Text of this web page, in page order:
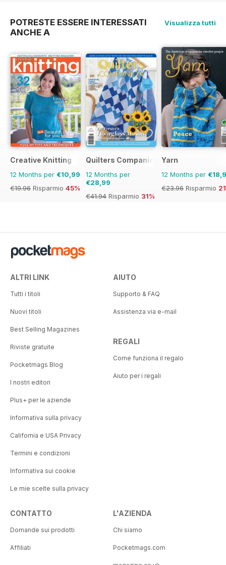
POTRESTE ESSERE INTERESSATI
ANCHE A
Visualizza tutti
Creative Knitting
12 Months per €10,99
€19.96 Risparmio 45%
Quilters Companion
12 Months per
€28,99
€41.94 Risparmio 31%
Yarn
12 Months per
€23.96 Risparmio
ALTRI LINK
Tutti i titoli
Nuovi titoli
Best Selling Magazines
Riviste gratuite
Pocketmags Blog
I nostri editori
Plus+ per le aziende
Informativa sulla privacy
California e USA Privacy
Termini e condizioni
Informativa sui cookie
Le mie scelte sulla privacy
AIUTO
Supporto & FAQ
Assistenza via e-mail
REGALI
Come funziona il regalo
Aiuto per i regali
CONTATTO
Domande sui prodotti
Affiliati
L'AZIENDA
Chi siamo
Pocketmags.com